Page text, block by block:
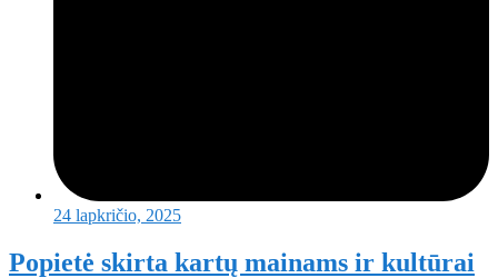
24 lapkričio, 2025
Popietė skirta kartų mainams ir kultūrai